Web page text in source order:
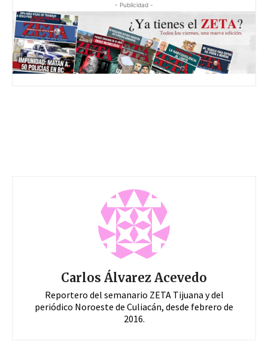
- Publicidad -
Carlos Álvarez Acevedo
Reportero del semanario ZETA Tijuana y del
periódico Noroeste de Culiacán, desde febrero de
2016.